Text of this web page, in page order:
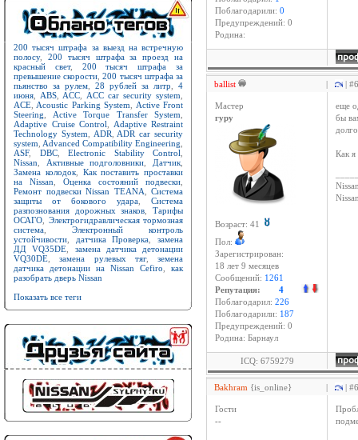
200 тысяч штрафа за выезд на встречную
полосу, 200 тысяч штрафа за проезд на
красный свет, 200 тысяч штрафа за
превышение скорости ,200 тысяч штрафа за
пьянство за рулем
28 рублей за литр
4
июня
ABS ACC ACC car security system
ACE Acoustic Parking System
Active Front
Steering
Active Torque Transfer System
Adaptive Cruise Control
Adaptive Restraint
Technology System
ADR
ADR car security
system Advanced Compatibility Engineering
ASF, DBC, Electronic Stability Control
Nissan
Активные подголовники Датчик
Замена колодок, Как поставить проставки
на Nissan
Оценка состояний подвески
Ремонт подвески Nissan TEANA
Система
защиты от бокового удара
Система
разпознования дорожных знаков ,Тарифы
ОСАГО
Электрогидравлическая тормозная
система
Электронный контроль
устойчивости
датчика Проверка ,замена
ДД VQ35DE
замена датчика детонации
VQ30DE ,замена рулевых тяг, земена
датчика детонации на Nissan Cefiro
как
разобрать дверь Nissan
Показать все теги
Поблагодарили: 0
Предупреждений: 0
Родина:
ballist | |
Мастер
гуру
Возраст: 41
Пол:
Зарегистрирован:
18 лет 9 месяцев
Сообщений: 1261
Репутация: 4
Поблагодарил: 226
Поблагодарили: 187
Предупреждений: 0
Родина: Барнаул
еще
бы
Как я
ICQ: 6759279
Bakhram {is_online} | |
Гости
--